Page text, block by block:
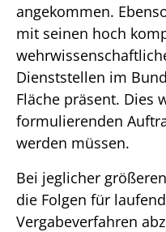
angekommen.
mit seinen hoch
Dienststellen im
Fläche präsent. Dies
formulierenden
werden müssen.
Bei jeglicher
die Folgen für
Vergabeverfahren